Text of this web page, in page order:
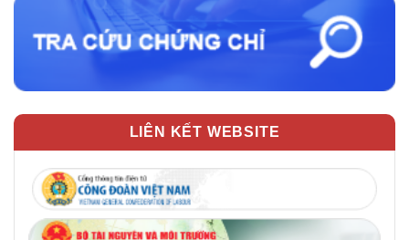
LIÊN KẾT WEBSITE